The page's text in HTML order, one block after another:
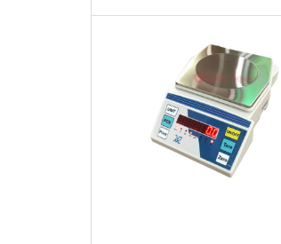
- Cân được trang bị màn hình
- Thiết kế tinh tế, thân thiện với
quý báu của bạn không bị lãng
- Cân kỹ thuật Ranger 2000 sử